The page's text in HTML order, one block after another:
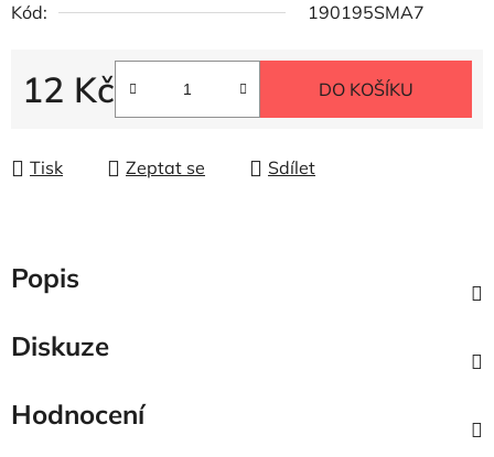
Kód:
190195SMA7
12 Kč
Měrná cena:
DO KOŠÍKU
Tisk Zeptat se Sdílet
Popis
Diskuze
Hodnocení